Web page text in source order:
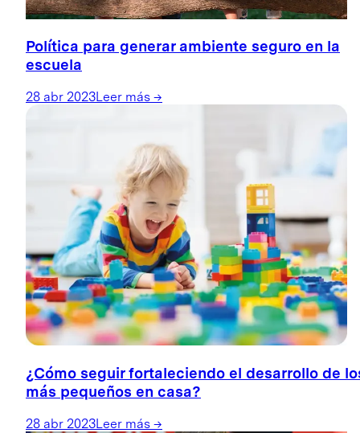
Política para generar ambiente seguro en la
escuela
28 abr 2023Leer más →
¿Cómo seguir fortaleciendo el desarrollo de
más pequeños en casa?
28 abr 2023Leer más →